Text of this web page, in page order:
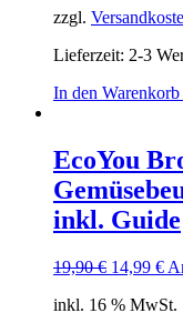
zzgl.
Lieferzeit: 2-3
In den Warenkorb
EcoYou
inkl. Guide
19,90€ 14,99 €
inkl. 16 % MwSt.